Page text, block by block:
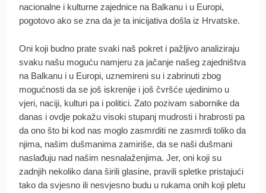
nacionalne i kulturne zajednice na Balkanu i u Europi,
pogotovo ako se zna da je ta inicijativa došla iz Hrvatske.
Oni koji budno prate svaki naš pokret i pažljivo analiziraju
svaku našu moguću namjeru za jačanje našeg zajedništva
na Balkanu i u Europi, uznemireni su i zabrinuti zbog
mogućnosti da se još iskrenije i još čvršće ujedinimo u
vjeri, naciji, kulturi pa i politici. Zato pozivam sabornike da
danas i ovdje pokažu visoki stupanj mudrosti i hrabrosti pa
da ono što bi kod nas moglo zasmrditi ne zasmrdi toliko da
njima, našim dušmanima zamiriše, da se naši dušmani
naslađuju nad našim nesnalaženjima. Jer, oni koji su
zadnjih nekoliko dana širili glasine, pravili spletke pristajući
tako da svjesno ili nesvjesno budu u rukama onih koji pletu